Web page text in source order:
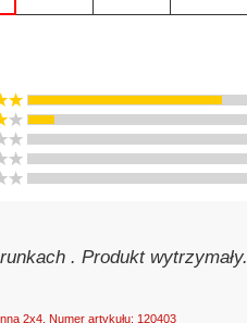
. Produkt wytrzymały.
2x4, Numer artykułu: 120403